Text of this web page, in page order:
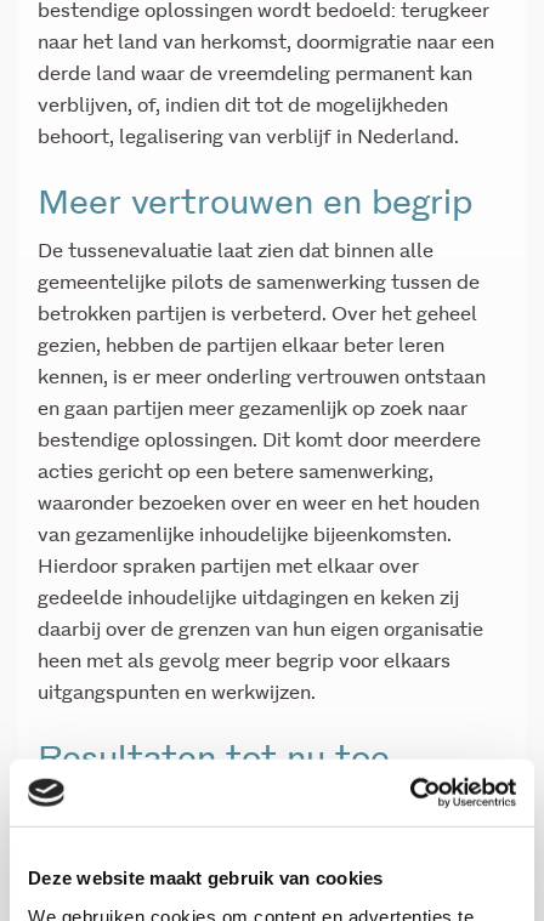
Deze website maakt gebruik van cookies
We gebruiken cookies om content en advertenties te
bestendige oplossingen wordt bedoeld: terugkeer
naar het land van herkomst, doormigratie naar een
derde land waar de vreemdeling permanent kan
verblijven, of, indien dit tot de mogelijkheden
behoort, legalisering van verblijf in Nederland.
Meer vertrouwen en begrip
De tussenevaluatie laat zien dat binnen alle
gemeentelijke pilots de samenwerking tussen de
betrokken partijen is verbeterd. Over het geheel
gezien, hebben de partijen elkaar beter leren
kennen, is er meer onderling vertrouwen ontstaan
en gaan partijen meer gezamenlijk op zoek naar
bestendige oplossingen. Dit komt door meerdere
acties gericht op een betere samenwerking,
waaronder bezoeken over en weer en het houden
van gezamenlijke inhoudelijke bijeenkomsten.
Hierdoor spraken partijen met elkaar over
gedeelde inhoudelijke uitdagingen en keken zij
daarbij over de grenzen van hun eigen organisatie
heen met als gevolg meer begrip voor elkaars
uitgangspunten en werkwijzen.
Resultaten tot nu toe
De pilot LVV loopt nog te kort om conclusies te
LVV met een bestendige oplossing verlaat. De